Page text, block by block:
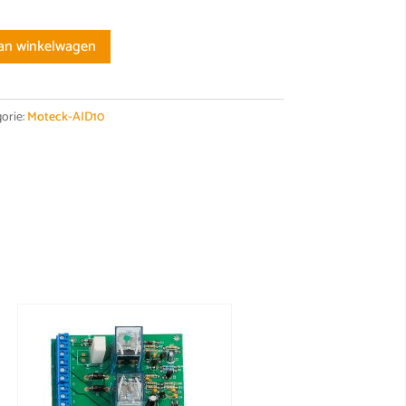
winkelwagen
Moteck-AID10